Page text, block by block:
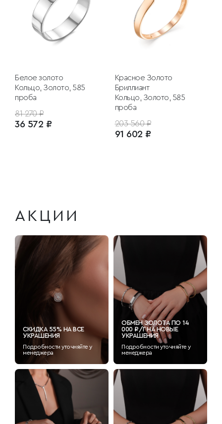
Белое золото
Кольцо, Золото, 585
проба
81 270 ₽
36 572 ₽
Красное Золото
Бриллиант
Кольцо, Золото, 585
проба
203 560 ₽
91 602 ₽
АКЦИИ
СКИДКА 55% НА ВСЕ
УКРАШЕНИЯ
Подробности уточняйте у
менеджера
ОБМЕН ЗОЛОТА ПО 14
000 ₽/Г НА НОВЫЕ
УКРАШЕНИЯ
Подробности уточняйте у
менеджера